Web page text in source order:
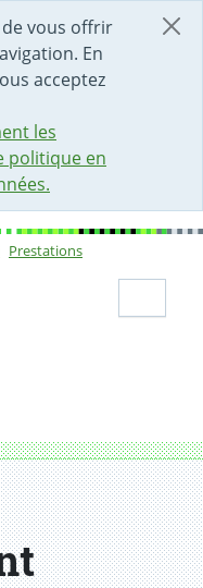
de vous offrir
En
acceptez
les
politique en
Prestations